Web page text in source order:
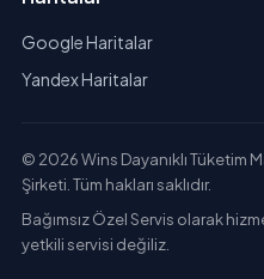
Google Haritalar
Yandex Haritalar
© 2026 Wins Dayanıklı Tüketim
Şirketi. Tüm hakları saklıdır.
Bağımsız Özel Servis olarak
yetkili servisi değiliz.